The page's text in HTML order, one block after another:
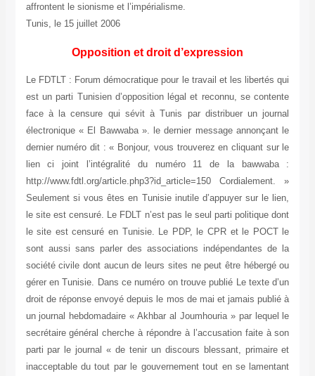
affrontent le sionisme et l’impérialisme.
Tunis, le 15 juillet 2006
Opposition et droit d’expression
Le FDTLT : Forum démocratique pour le travail et les libertés qui
est un parti Tunisien d’opposition légal et reconnu, se contente
face à la censure qui sévit à Tunis par distribuer un journal
électronique « El Bawwaba ». le dernier message annonçant le
dernier numéro dit :« Bonjour, vous trouverez en cliquant sur le
lien ci joint l’intégralité du numéro 11 de la bawwaba :
http://www.fdtl.org/article.php3?id_article=150 Cordialement. »
Seulement si vous êtes en Tunisie inutile d’appuyer sur le lien,
le site est censuré. Le FDLT n’est pas le seul parti politique dont
le site est censuré en Tunisie. Le PDP, le CPR et le POCT le
sont aussi sans parler des associations indépendantes de la
société civile dont aucun de leurs sites ne peut être hébergé ou
gérer en Tunisie. Dans ce numéro on trouve publié Le texte d’un
droit de réponse envoyé depuis le mos de mai et jamais publié à
un journal hebdomadaire « Akhbar al Joumhouria » par lequel le
secrétaire général cherche à répondre à l’accusation faite à son
parti par le journal « de tenir un discours blessant, primaire et
inacceptable du tout par le gouvernement tout en se lamentant